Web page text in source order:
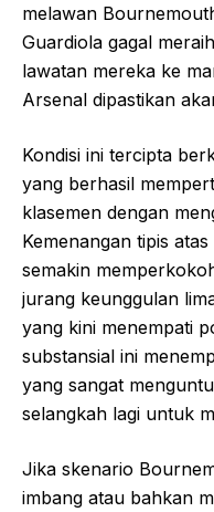
melawan
Guardiola gagal
lawatan mereka ke
Arsenal dipastikan
Kondisi ini tercipta
yang berhasil
klasemen dengan
Kemenangan tipis
semakin
jurang keunggulan
yang kini menempati
substansial ini
yang sangat
selangkah lagi untuk
Jika skenario
imbang atau bahkan